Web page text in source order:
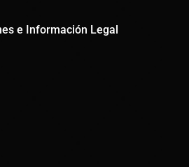
e Información Legal